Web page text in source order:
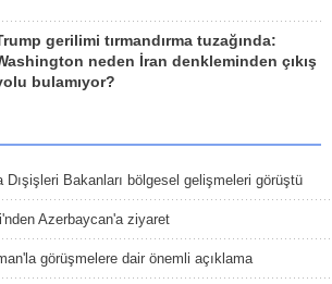
gerilimi tırmandırma tuzağında:
neden İran denkleminden çıkış
bulamıyor?
Dışişleri Bakanları bölgesel gelişmeleri görüştü
Azerbaycan'a ziyaret
görüşmelere dair önemli açıklama